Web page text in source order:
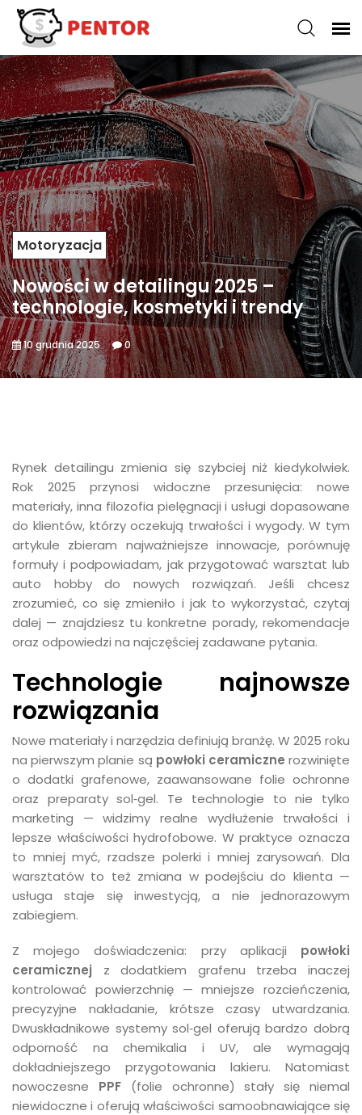
Motoryzacja
Nowości w detailingu 2025 –
technologie, kosmetyki i trendy
10 grudnia 2025 0
Rynek detailingu zmienia się szybciej niż kiedykolwiek.
Rok 2025 przynosi widoczne przesunięcia: nowe
materiały, inna filozofia pielęgnacji i usługi dopasowane
do klientów, którzy oczekują trwałości i wygody. W tym
artykule zbieram najważniejsze innowacje, porównuję
formuły i podpowiadam, jak przygotować warsztat lub
auto hobby do nowych rozwiązań. Jeśli chcesz
zrozumieć, co się zmieniło i jak to wykorzystać, czytaj
dalej — znajdziesz tu konkretne porady, rekomendacje
oraz odpowiedzi na najczęściej zadawane pytania.
Technologie najnowsze
rozwiązania
Nowe materiały i narzędzia definiują branżę. W 2025 roku
na pierwszym planie są powłoki ceramiczne rozwinięte
o dodatki grafenowe, zaawansowane folie ochronne
oraz preparaty sol‑gel. Te technologie to nie tylko
marketing — widzimy realne wydłużenie trwałości i
lepsze właściwości hydrofobowe. W praktyce oznacza
to mniej myć, rzadsze polerki i mniej zarysowań. Dla
warsztatów to też zmiana w podejściu do klienta —
usługa staje się inwestycją, a nie jednorazowym
zabiegiem.
Z mojego doświadczenia: przy aplikacji powłoki
ceramicznej z dodatkiem grafenu trzeba inaczej
kontrolować powierzchnię — mniejsze rozcieńczenia,
precyzyjne nakładanie, krótsze czasy utwardzania.
Dwuskładnikowe systemy sol‑gel oferują bardzo dobrą
odporność na chemikalia i UV, ale wymagają
dokładniejszego przygotowania lakieru. Natomiast
nowoczesne PPF(folie ochronne) stały się niemal
niewidoczne i oferują właściwości samoobnawiające się